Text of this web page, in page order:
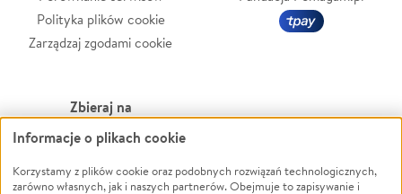
Polityka plików cookie
Zarządzaj zgodami cookie
Zbieraj na
Leczenie
Zwierzęta
Powódź
Informacje o plikach cookie
Korzystamy z plików cookie oraz podobnych rozwiązań technologicznych,
zarówno własnych, jak i naszych partnerów. Obejmuje to zapisywanie i